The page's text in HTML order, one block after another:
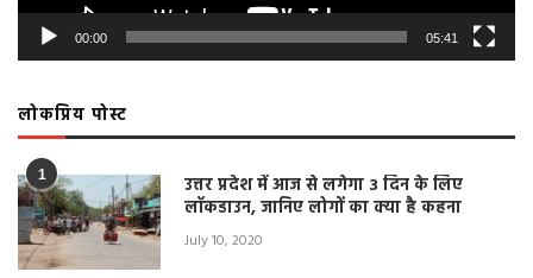
00:00 05:41
लोकप्रिय पोस्ट
1
उत्तर प्रदेश में आज से लगेगा 3 दिन के लिए
लॉकडाउन, जानिए लोगों का क्या है कहना
July 10, 2020